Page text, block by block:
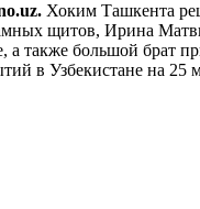
Хоким Ташкента
щитов, Ирина
а также большой брат
в Узбекистане на 25